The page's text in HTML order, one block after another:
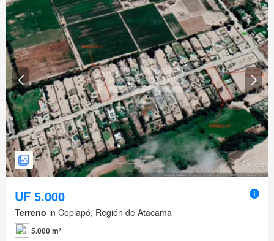
UF 5.000
Terreno in Copiapó, Región de Atacama
5.000 m²